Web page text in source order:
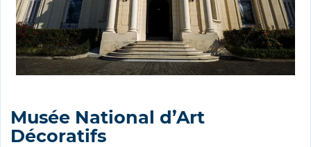
Musée National d’Art
Décoratifs